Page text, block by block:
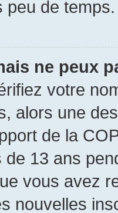
peu de temps.
ne peux
votre
alors une
de la
13 ans
vous avez
nouvelles